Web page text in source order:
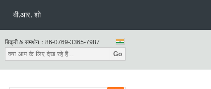
वी.आर. शो
बिक्री & समर्थन： 86-0769-3365-7987
Go